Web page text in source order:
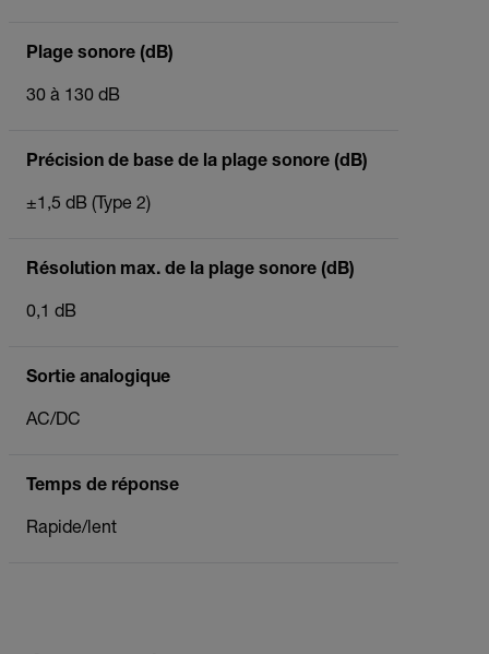
Plage sonore (dB)
30 à 130 dB
Précision de base de la plage sonore (dB)
±1,5 dB (Type 2)
Résolution max. de la plage sonore (dB)
0,1 dB
Sortie analogique
AC/DC
Temps de réponse
Rapide/lent